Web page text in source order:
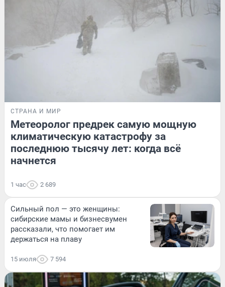
СТРАНА И МИР
Метеоролог предрек самую мощную
климатическую катастрофу за
последнюю тысячу лет: когда всё
начнется
1 час 2 689
Сильный пол — это женщины:
сибирские мамы и бизнесвумен
рассказали, что помогает им
держаться на плаву
15 июля 7 594